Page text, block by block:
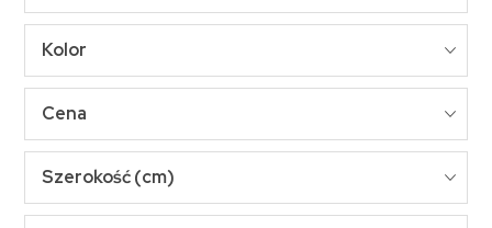
Kolor
Cena
Szerokość (cm)